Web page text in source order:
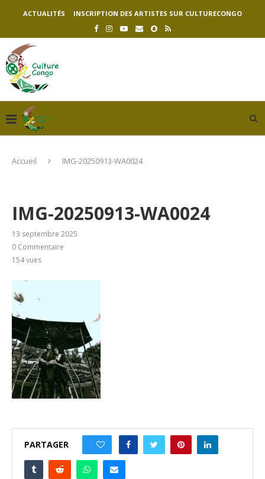
ACTUALITÉS INSCRIPTION DES ARTISTES SUR CULTURECONGO
Accueil IMG-20250913-WA0024
IMG-20250913-WA0024
13 septembre 2025
0 Commentaire
154vues
PARTAGER